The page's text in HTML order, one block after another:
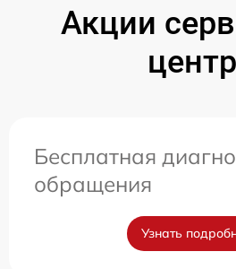
Акции
Бесплатная
обращения
Узнать